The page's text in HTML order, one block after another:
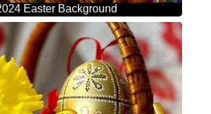
Easter Background